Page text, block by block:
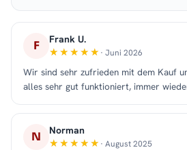
F Frank U.
· Juni 2026
Wir sind sehr zufrieden mit dem Kauf
alles sehr gut funktioniert, immer
N Norman
· August 2025